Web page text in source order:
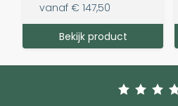
vanaf € 147,50
Bekijk product